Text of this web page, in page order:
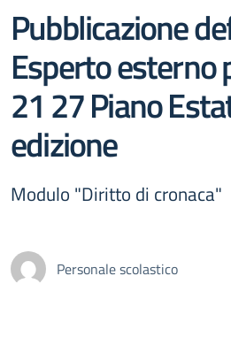
Pubblicazione
Esperto esterno
21 27 Piano
edizione
Modulo "Diritto di cronaca"
Personale scolastico